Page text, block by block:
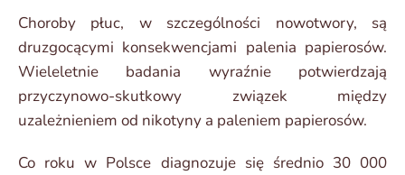
Choroby płuc, w szczególności nowotwory, są
druzgocącymi konsekwencjami palenia papierosów.
Wieleletnie badania wyraźnie potwierdzają
przyczynowo-skutkowy związek między
uzależnieniem od nikotyny a paleniem papierosów.
Co roku w Polsce diagnozuje się średnio 30 000